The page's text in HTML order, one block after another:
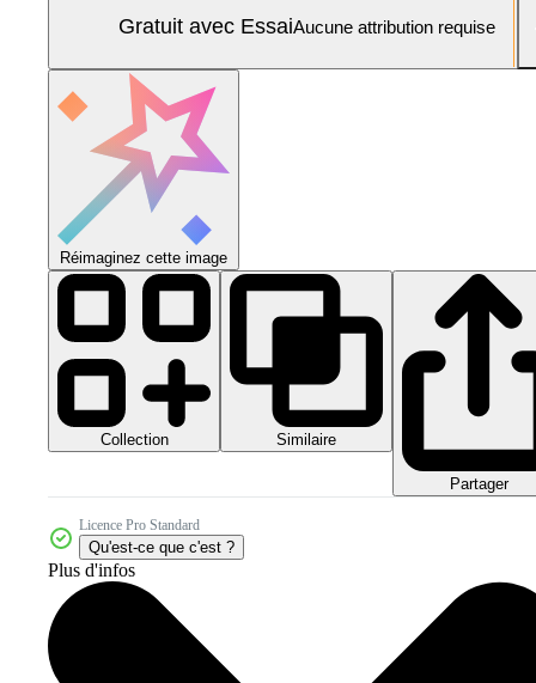
Gratuit avec EssaiAucune attribution requise
Réimaginez cette image
Collection Similaire
Partager
Licence Pro Standard
Qu'est-ce que c'est ?
Plus d'infos